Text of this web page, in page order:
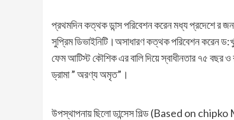
প্রথমদিন কত্থক ডান্স পরিবেশন করেন মধ্য প্রদেশে র
সুপ্রিম ডিভাইনিটি।অসাধারণ কত্থক পরিবেশন করেন
ফেম আটিস্ট কৌশিক এর বালি দিয়ে স্বাধীনতার ৭৫ বছর ও
ড্রামা ” অরণ্য অমৃত”।
উপস্থাপনায় ছিলো ডান্সেস গিল্ড (Based on